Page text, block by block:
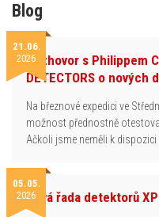
Blog
21.06.
2026Rozhovor s Philippem
DETECTORS o nových
Na březnové expedici ve
možnost přednostně
Ačkoli jsme neměli k
05.05.
2026Nová řada detektorů XP